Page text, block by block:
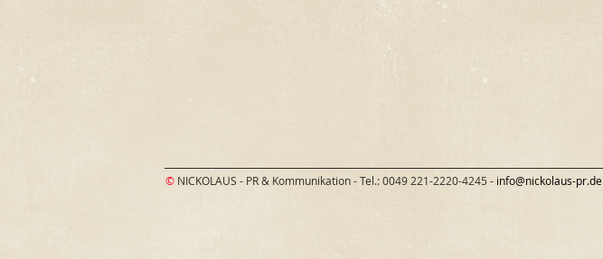
© NICKOLAUS - PR & Kommunikation - Tel.: 0049 221-2220-4245 - info@nickolaus-pr.de